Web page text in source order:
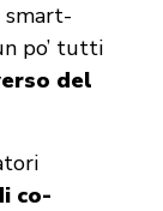
smart-
po’ tutti
del
co-